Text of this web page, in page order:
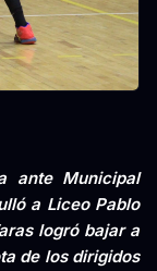
ante Municipal
a Liceo Pablo
logró bajar a
de los dirigidos